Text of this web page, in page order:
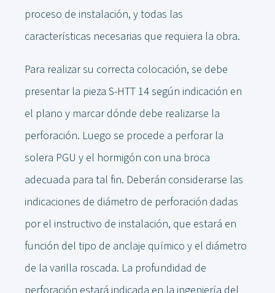
proceso de instalación, y todas las
características necesarias que requiera la obra.
Para realizar su correcta colocación, se debe
presentar la pieza S-HTT 14 según indicación en
el plano y marcar dónde debe realizarse la
perforación. Luego se procede a perforar la
solera PGU y el hormigón con una broca
adecuada para tal fin. Deberán considerarse las
indicaciones de diámetro de perforación dadas
por el instructivo de instalación, que estará en
función del tipo de anclaje químico y el diámetro
de la varilla roscada. La profundidad de